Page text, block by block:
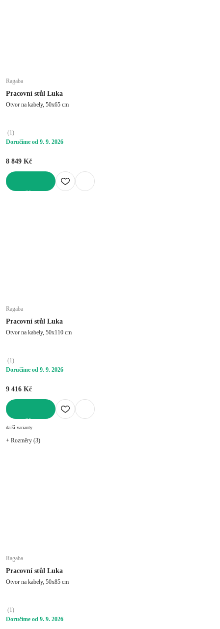
Ragaba
Pracovní stůl Luka
Otvor na kabely, 50x65 cm
(1)
Doručíme od 9. 9. 2026
8 849 Kč
Ragaba
Pracovní stůl Luka
Otvor na kabely, 50x110 cm
(1)
Doručíme od 9. 9. 2026
9 416 Kč
další varianty
+ Rozměry (3)
Ragaba
Pracovní stůl Luka
Otvor na kabely, 50x85 cm
(1)
Doručíme od 9. 9. 2026